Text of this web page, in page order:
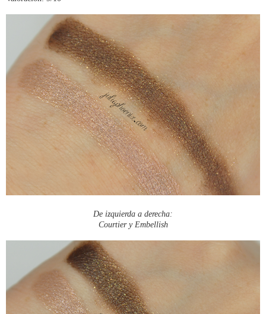
De izquierda a derecha:
Courtier y Embellish